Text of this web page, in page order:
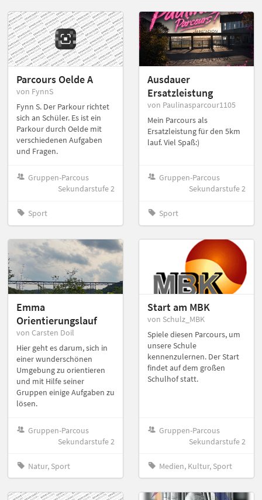
Parcours Oelde A
von FynnS
Fynn S. Der Parkour richtet
sich an Schüler. Es ist ein
Parkour durch Oelde mit
verschiedenen Aufgaben
und Fragen.
Gruppen-Parcous
Sekundarstufe 2
Sport
Ausdauer
Ersatzleistung
von Paulinasparcour1105
Mein Parcours als
Ersatzleistung für den 5km
lauf. Viel Spaß:)
Gruppen-Parcous
Sekundarstufe 2
Sport
Emma
Orientierungslauf
von Carsten Doil
Hier geht es darum, sich in
einer wunderschönen
Umgebung zu orientieren
und mit Hilfe seiner
Gruppen einige Aufgaben zu
lösen.
Gruppen-Parcous
Sekundarstufe 2
Natur, Sport
Start am MBK
von Schulz_MBK
Spiele diesen Parcours, um
unsere Schule
kennenzulernen. Der Start
findet auf dem großen
Schulhof statt.
Gruppen-Parcous
Sekundarstufe 2
Medien, Kultur, Sport